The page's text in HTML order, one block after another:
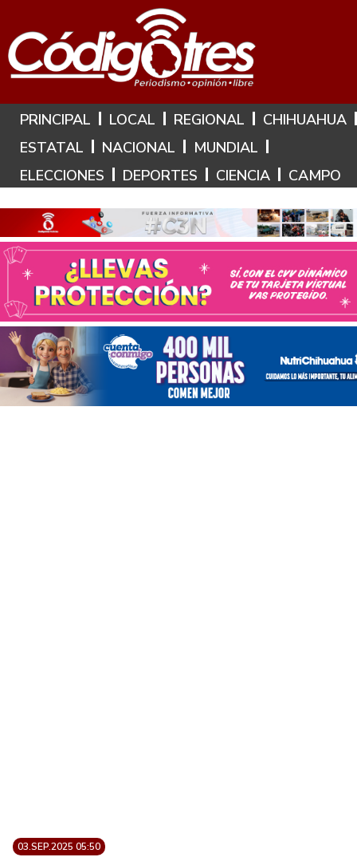
Hoy es: 7 de Agosto de 2026
PRINCIPAL LOCAL REGIONAL
CHIHUAHUA
ESTATAL
NACIONAL
MUNDIAL
ELECCIONES
DEPORTES CIENCIA CAMPO
03.SEP.2025 05:50